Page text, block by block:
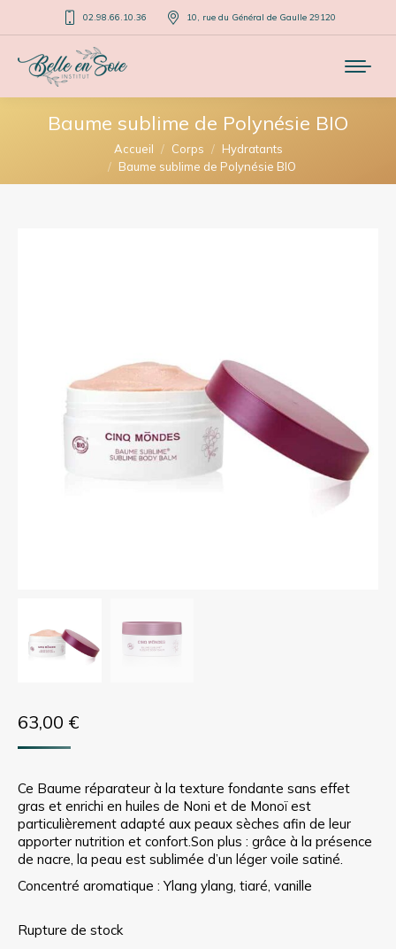
02.98.66.10.36 10, rue du Général de Gaulle 29120
Baume sublime de Polynésie BIO
Accueil Corps
Hydratants
Baume sublime de Polynésie BIO
63,00 €
Ce Baume réparateur à la texture fondante sans effet
gras et enrichi en huiles de Noni et de Monoï est
particulièrement adapté aux peaux sèches afin de leur
apporter nutrition et confort.Son plus : grâce à la présence
de nacre, la peau est sublimée d’un léger voile satiné.
Concentré aromatique : Ylang ylang, tiaré, vanille
Rupture de stock